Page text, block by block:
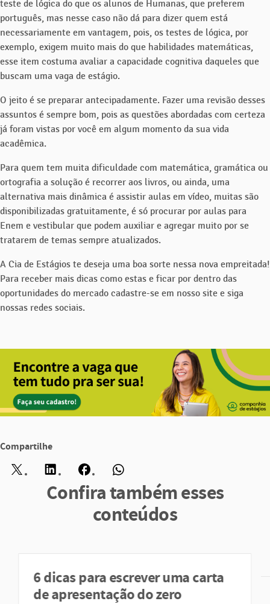
teste de lógica do que os alunos de Humanas, que preferem
português, mas nesse caso não dá para dizer quem está
necessariamente em vantagem, pois, os testes de lógica, por
exemplo, exigem muito mais do que habilidades matemáticas,
esse item costuma avaliar a capacidade cognitiva daqueles que
buscam uma vaga de estágio.
O jeito é se preparar antecipadamente. Fazer uma revisão desses
assuntos é sempre bom, pois as questões abordadas com certeza
já foram vistas por você em algum momento da sua vida
acadêmica.
Para quem tem muita dificuldade com matemática, gramática ou
ortografia a solução é recorrer aos livros, ou ainda, uma
alternativa mais dinâmica é assistir aulas em vídeo, muitas são
disponibilizadas gratuitamente, é só procurar por aulas para
Enem e vestibular que podem auxiliar e agregar muito por se
tratarem de temas sempre atualizados.
A Cia de Estágios te deseja uma boa sorte nessa nova empreitada!
Para receber mais dicas como estas e ficar por dentro das
oportunidades do mercado cadastre-se em nosso site e siga
nossas redes sociais.
Compartilhe
Twitter LinkedInFacebookWhatsApp
Confira também esses
conteúdos
6 dicas para escrever uma carta
de apresentação do zero